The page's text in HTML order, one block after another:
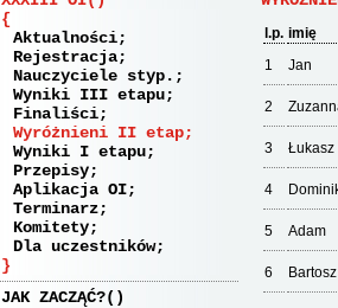
Aktualności
Rejestracja
Nauczyciele styp.
Wyniki III etapu
Finaliści
Wyróżnieni II etap
Wyniki I etapu
Przepisy
Aplikacja OI
Terminarz
Komitety
Dla uczestników
JAK ZACZĄĆ?
l.p. imię
1
Jan
2
3 Łukasz
4
5 Adam
6 Bartosz